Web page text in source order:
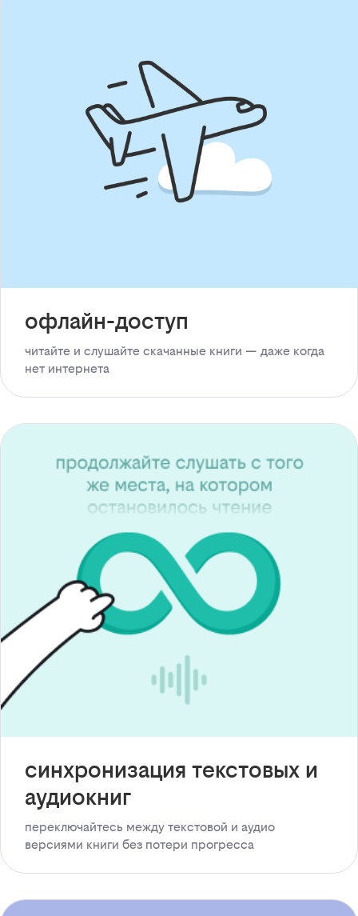
офлайн-доступ
читайте и слушайте скачанные книги — даже когда
нет интернета
синхронизация текстовых и
аудиокниг
переключайтесь между текстовой и аудио
версиями книги без потери прогресса